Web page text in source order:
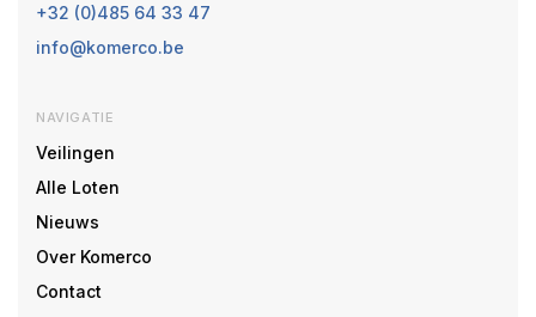
+32 (0)485 64 33 47
info@komerco.be
NAVIGATIE
Veilingen
Alle Loten
Nieuws
Over Komerco
Contact